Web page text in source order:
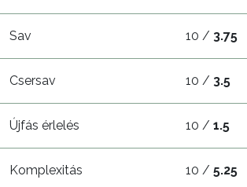
Sav 10 / 3.75
Csersav 10 / 3.5
Újfás érlelés 10 / 1.5
Komplexitás 10 / 5.25